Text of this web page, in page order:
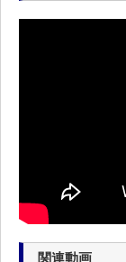
関連動画